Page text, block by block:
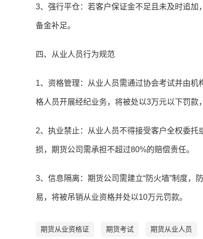
3、强行平仓：若客户保证金不足且未及时追
备金补足。
四、从业人员行为规范
1、资格管理：从业人员需通过协会考试并由
格人员开展经纪业务，将被处以3万元以下罚款
2、执业禁止：从业人员不得接受客户全权委托
损，期货公司需承担不超过80%的赔偿责任。
3、信息隔离：期货公司需建立“防火墙”制度，
易，将被吊销从业资格并处以10万元罚款。
期货从业资格证 期货考试 期货从业人员